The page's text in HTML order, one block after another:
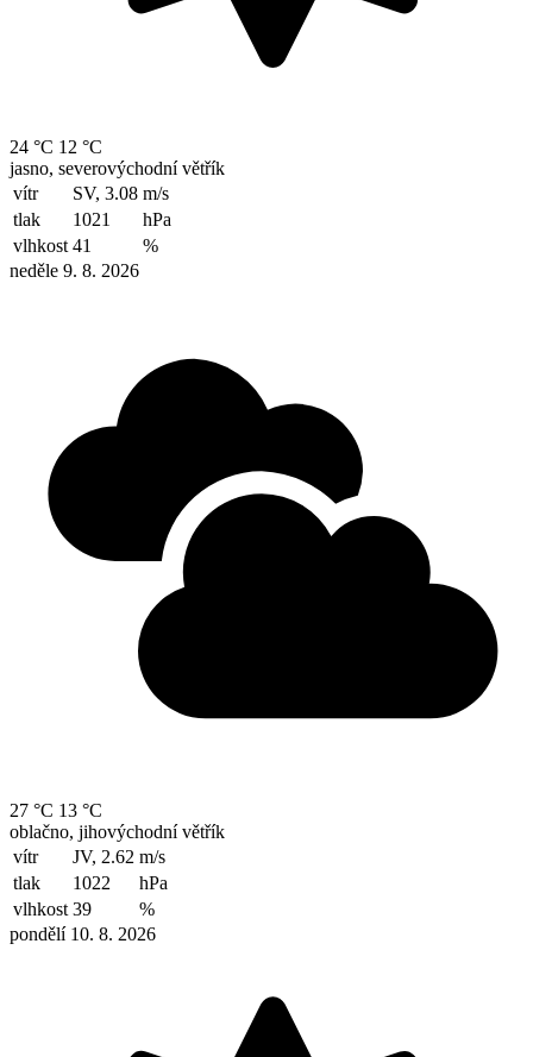
24 °C 12 °C
jasno, severovýchodní větřík
vítr
SV, 3.08 m/s
tlak
1021
hPa
vlhkost 41
%
neděle 9. 8. 2026
27 °C 13 °C
oblačno, jihovýchodní větřík
vítr
JV, 2.62 m/s
tlak
1022
hPa
vlhkost 39
%
pondělí 10. 8. 2026